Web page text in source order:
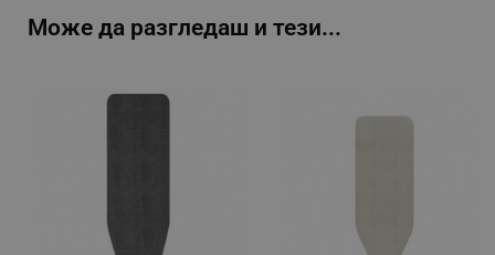
Може да разгледаш и тези...